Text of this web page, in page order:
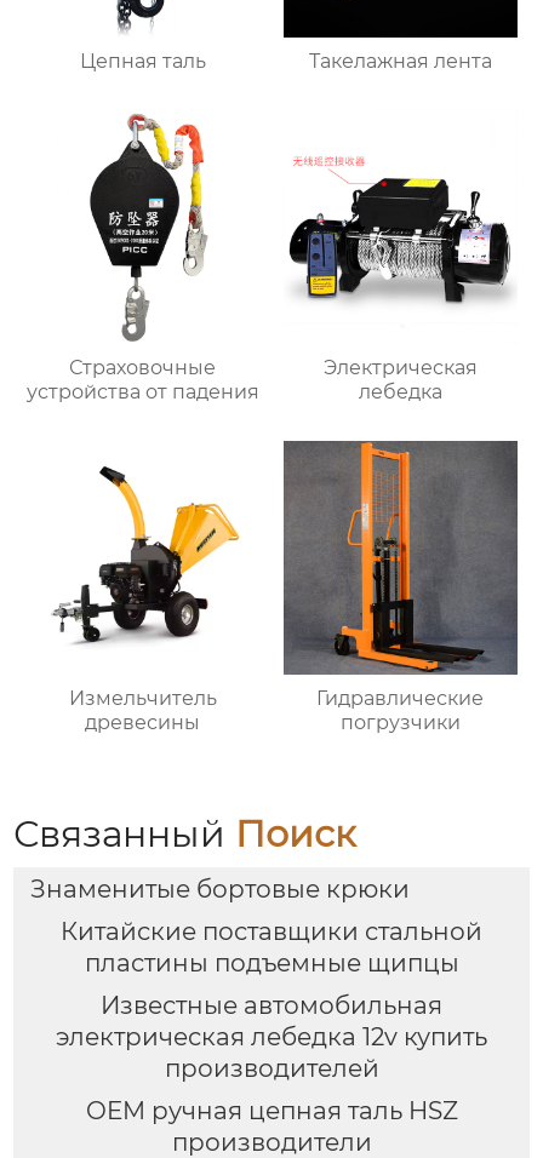
Цепная таль Такелажная лента
Страховочные
устройства от падения
Электрическая
лебедка
Измельчитель
древесины
Гидравлические
погрузчики
Связанный Поиск
Знаменитые бортовые крюки
Китайские поставщики стальной
пластины подъемные щипцы
Известные автомобильная
электрическая лебедка 12v купить
производителей
OEM ручная цепная таль HSZ
производители